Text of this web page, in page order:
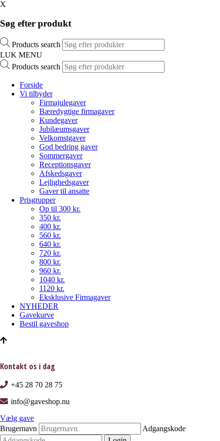
X
Søg efter produkt
Products search
LUK MENU
Products search
Forside
Vi tilbyder
Firmajulegaver
Bæredygtige firmagaver
Kundegaver
Jubilæumsgaver
Velkomstgaver
God bedring gaver
Sommergaver
Receptionsgaver
Afskedsgaver
Lejlighedsgaver
Gaver til ansatte
Prisgrupper
Op til 300 kr.
350 kr.
400 kr.
560 kr.
640 kr.
720 kr.
800 kr.
960 kr.
1040 kr.
1120 kr.
Eksklusive Firmagaver
NYHEDER
Gavekurve
Bestil gaveshop
Kontakt os i dag
+45 28 70 28 75
info@gaveshop.nu
Vælg gave
Brugernavn
Adgangskode